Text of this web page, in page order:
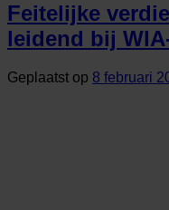
Feitelijke
leidend bij
Geplaatst op 8 februari